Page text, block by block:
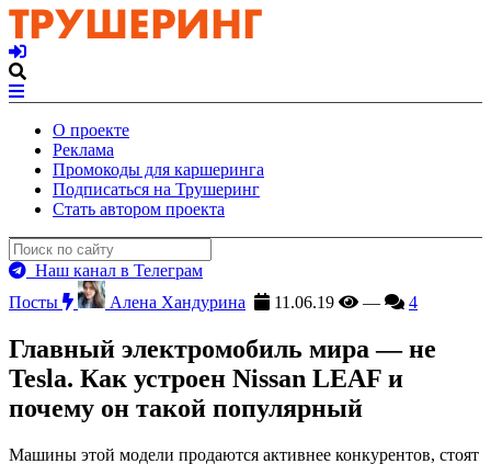
О проекте
Реклама
Промокоды для каршеринга
Подписаться на Трушеринг
Стать автором проекта
Наш канал в Телеграм
Посты
Алена Хандурина 11.06.19 — 4
Главный электромобиль мира — не
Tesla. Как устроен Nissan LEAF и
почему он такой популярный
Машины этой модели продаются активнее конкурентов, стоят